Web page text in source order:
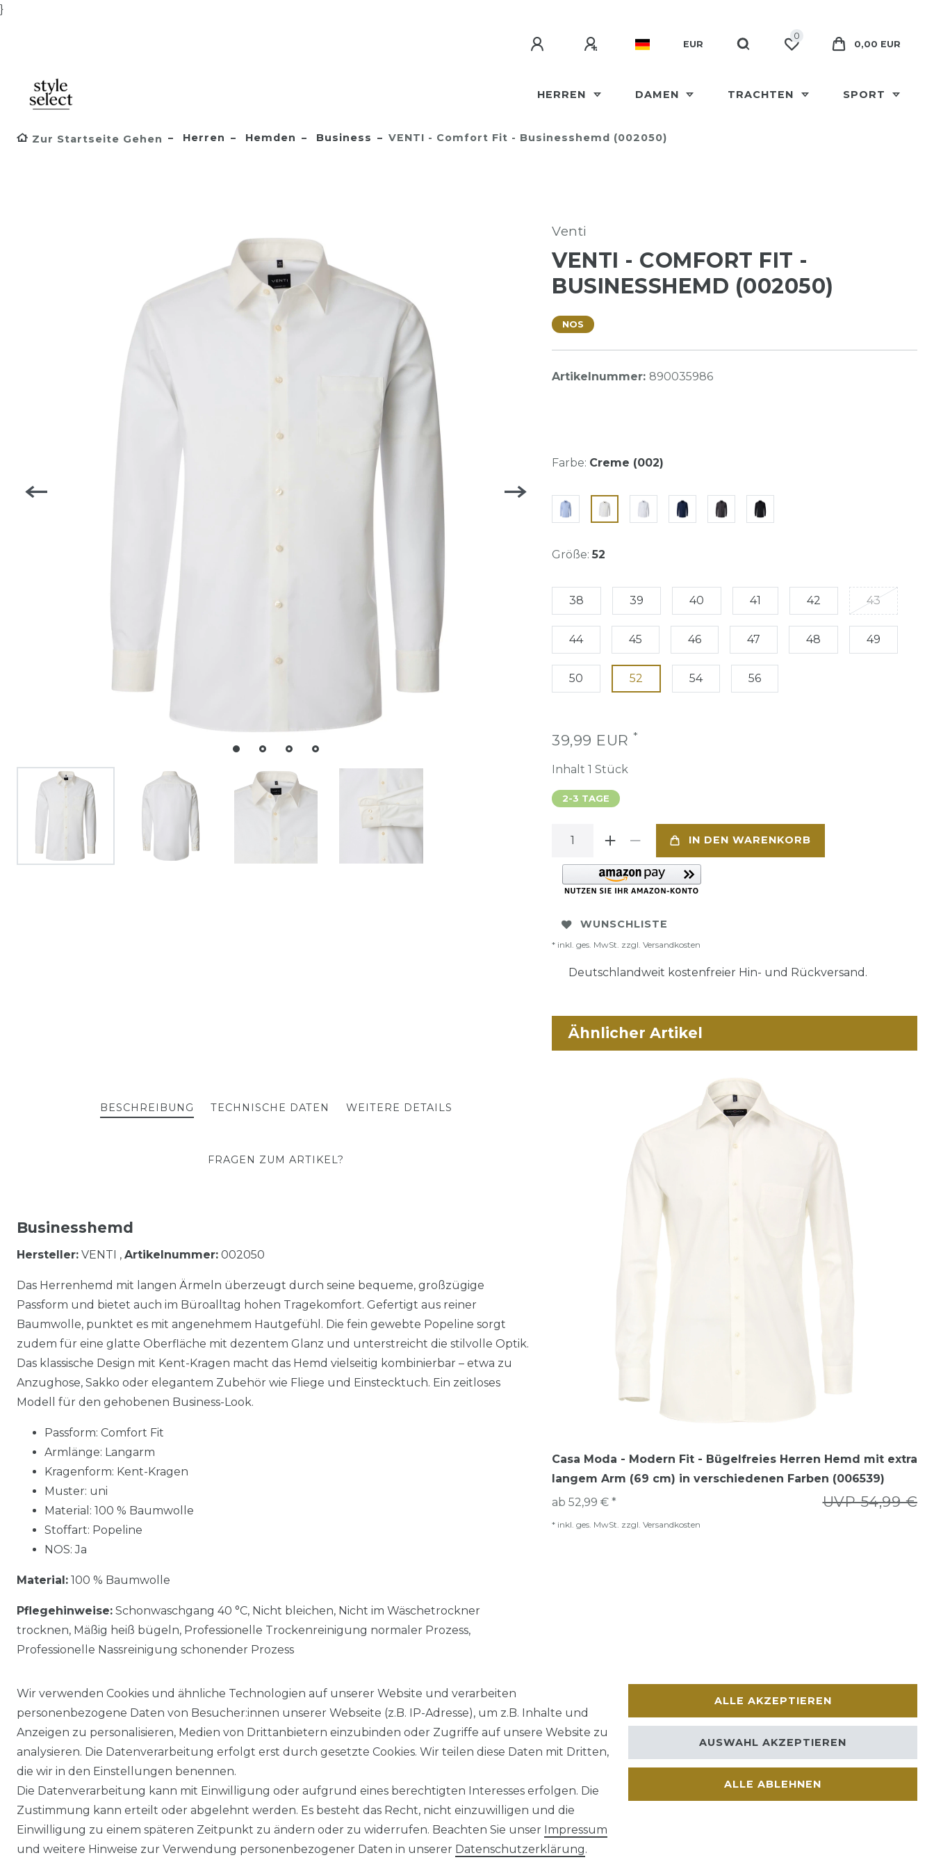
}
EUR
0
0,00 EUR
HERREN DAMEN TRACHTEN SPORT
Zur Startseite Gehen Herren Hemden Business VENTI - Comfort Fit - Businesshemd (002050)
Venti
VENTI - COMFORT FIT -
BUSINESSHEMD (002050)
NOS
Artikelnummer: 890035986
Farbe: Creme (002)
Größe: 52
38 39 40 41 42 43
44 45 46 47 48 49
50 52 54 56
39,99 EUR *
Inhalt 1 Stück
2-3 TAGE
IN DEN WARENKORB
WUNSCHLISTE
* inkl. ges. MwSt. zzgl. Versandkosten
Deutschlandweit kostenfreier Hin- und Rückversand.
BESCHREIBUNG TECHNISCHE DATEN WEITERE DETAILS
FRAGEN ZUM ARTIKEL?
Businesshemd
Hersteller: VENTI , Artikelnummer: 002050
Das Herrenhemd mit langen Ärmeln überzeugt durch seine bequeme, großzügige
Passform und bietet auch im Büroalltag hohen Tragekomfort. Gefertigt aus reiner
Baumwolle, punktet es mit angenehmem Hautgefühl. Die fein gewebte Popeline sorgt
zudem für eine glatte Oberfläche mit dezentem Glanz und unterstreicht die stilvolle Optik.
Das klassische Design mit Kent-Kragen macht das Hemd vielseitig kombinierbar – etwa zu
Anzughose, Sakko oder elegantem Zubehör wie Fliege und Einstecktuch. Ein zeitloses
Modell für den gehobenen Business-Look.
Passform: Comfort Fit
Armlänge: Langarm
Kragenform: Kent-Kragen
Muster: uni
Material: 100 % Baumwolle
Stoffart: Popeline
NOS: Ja
Material: 100 % Baumwolle
Pflegehinweise: Schonwaschgang 40 °C, Nicht bleichen, Nicht im Wäschetrockner
trocknen, Mäßig heiß bügeln, Professionelle Trockenreinigung normaler Prozess,
Professionelle Nassreinigung schonender Prozess
Ähnlicher Artikel
Casa Moda - Modern Fit - Bügelfreies Herren Hemd mit extra
langem Arm (69 cm) in verschiedenen Farben (006539)
UVP 54,99 €
ab 52,99 € *
* inkl. ges. MwSt. zzgl. Versandkosten
Impressum Daten­schutz­erklärung AGB Barrierefreiheitserklärung Widerrufs­recht
Wir verwenden Cookies und ähnliche Technologien auf unserer Website und verarbeiten
personenbezogene Daten von Besucher:innen unserer Webseite (z.B. IP-Adresse), um z.B. Inhalte und
Anzeigen zu personalisieren, Medien von Drittanbietern einzubinden oder Zugriffe auf unsere Website zu
analysieren. Die Datenverarbeitung erfolgt erst durch gesetzte Cookies. Wir teilen diese Daten mit Dritten,
die wir in den Einstellungen benennen.
Die Datenverarbeitung kann mit Einwilligung oder aufgrund eines berechtigten Interesses erfolgen. Die
Zustimmung kann erteilt oder abgelehnt werden. Es besteht das Recht, nicht einzuwilligen und die
Einwilligung zu einem späteren Zeitpunkt zu ändern oder zu widerrufen. Beachten Sie unser Impressum
und weitere Hinweise zur Verwendung personenbezogener Daten in unserer Daten­schutz­erklärung.
ALLE AKZEPTIEREN
ALLE ABLEHNEN
AUSWAHL AKZEPTIEREN